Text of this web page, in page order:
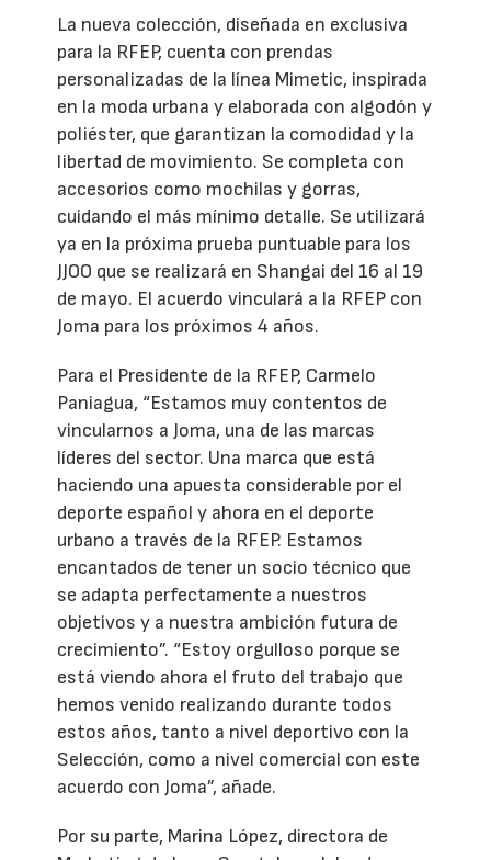
La nueva colección, diseñada en exclusiva
para la RFEP, cuenta con prendas
personalizadas de la línea Mimetic, inspirada
en la moda urbana y elaborada con algodón y
poliéster, que garantizan la comodidad y la
libertad de movimiento. Se completa con
accesorios como mochilas y gorras,
cuidando el más mínimo detalle. Se utilizará
ya en la próxima prueba puntuable para los
JJOO que se realizará en Shangai del 16 al 19
de mayo. El acuerdo vinculará a la RFEP con
Joma para los próximos 4 años.
Para el Presidente de la RFEP, Carmelo
Paniagua, “Estamos muy contentos de
vincularnos a Joma, una de las marcas
líderes del sector. Una marca que está
haciendo una apuesta considerable por el
deporte español y ahora en el deporte
urbano a través de la RFEP. Estamos
encantados de tener un socio técnico que
se adapta perfectamente a nuestros
objetivos y a nuestra ambición futura de
crecimiento”. “Estoy orgulloso porque se
está viendo ahora el fruto del trabajo que
hemos venido realizando durante todos
estos años, tanto a nivel deportivo con la
Selección, como a nivel comercial con este
acuerdo con Joma”, añade.
Por su parte, Marina López, directora de